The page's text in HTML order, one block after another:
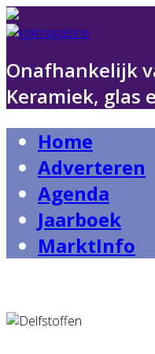
Onafhankelijk
Keramiek, glas
Home
Adverteren
Agenda
Jaarboek
MarktInfo